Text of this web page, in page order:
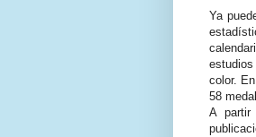
Ya
color.
58
A partir